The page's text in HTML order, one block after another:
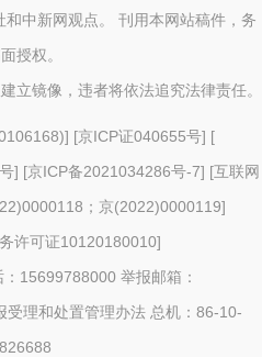
中新网观点。 刊用本网站稿件，务
授权。
立镜像，违者将依法追究法律责任。
] [京ICP证040655号] [
] [京ICP备2021034286号-7] [互联网
；京(2022)0000119]
许可证10120180010]
15699788000 举报邮箱：
受理和处置管理办法 总机：86-10-